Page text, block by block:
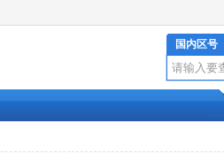
国内区号